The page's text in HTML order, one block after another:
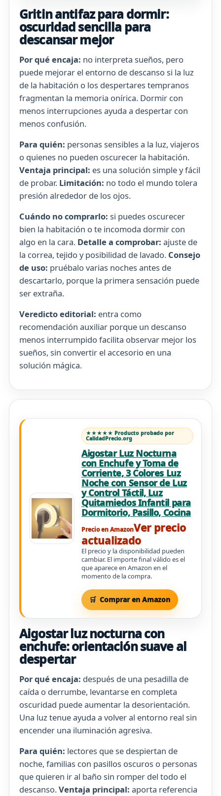
Gritin antifaz para dormir:
oscuridad sencilla para
descansar mejor
Por qué encaja: no interpreta sueños, pero
puede mejorar el entorno de descanso si la luz
de la habitación o los despertares tempranos
fragmentan la memoria onírica. Dormir con
menos interrupciones ayuda a despertar con
menos confusión.
Para quién: personas sensibles a la luz, viajeros
o quienes no pueden oscurecer la habitación.
Ventaja principal: es una solución simple y fácil
de probar. Limitación: no todo el mundo tolera
presión alrededor de los ojos.
Cuándo no comprarlo: si puedes oscurecer
bien la habitación o te incomoda dormir con
algo en la cara. Detalle a comprobar: ajuste de
la correa, tejido y posibilidad de lavado. Consejo
de uso: pruébalo varias noches antes de
descartarlo, porque la primera sensación puede
ser extraña.
Veredicto editorial: entra como
recomendación auxiliar porque un descanso
menos interrumpido facilita observar mejor los
sueños, sin convertir el accesorio en una
solución mágica.
★★★★★ Producto probado por
CalidadPrecio.org
Aigostar Luz Nocturna
con Enchufe y Toma de
Corriente, 3 Colores Luz
Noche con Sensor de Luz
y Control Táctil, Luz
Quitamiedos Infantil para
Dormitorio, Pasillo, Cocina
Precio en AmazonVer precio
actualizado
El precio y la disponibilidad pueden
cambiar. El importe final válido es el
que aparece en Amazon en el
momento de la compra.
Comprar en Amazon
Aigostar luz nocturna con
enchufe: orientación suave al
despertar
Por qué encaja: después de una pesadilla de
caída o derrumbe, levantarse en completa
oscuridad puede aumentar la desorientación.
Una luz tenue ayuda a volver al entorno real sin
encender una iluminación agresiva.
Para quién: lectores que se despiertan de
noche, familias con pasillos oscuros o personas
que quieren ir al baño sin romper del todo el
descanso.Ventaja principal: aporta referencia